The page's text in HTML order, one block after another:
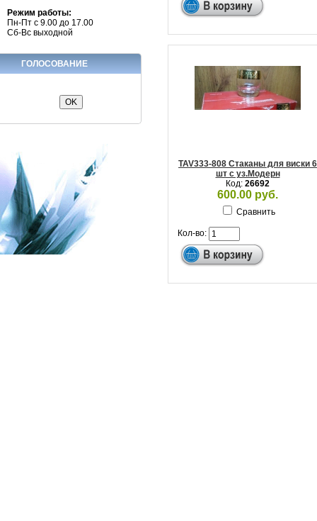
Режим работы:
Пн-Пт с 9.00 до 17.00
Сб-Вс выходной
ГОЛОСОВАНИЕ
TAV333-808 Стаканы для виски 6
шт с уз.Модерн
Код: 26692
600.00 руб.
Сравнить
Кол-во: